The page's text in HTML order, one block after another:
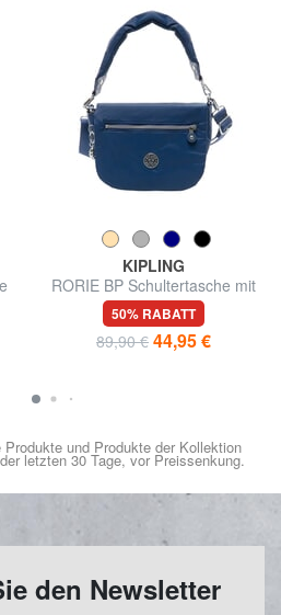
KIPLING
RORIE BP Schultertasche mit
Schultergurt
50% RABATT
89,90 € 44,95 €
und Produkte der Kollektion
letzten 30 Tage, vor Preissenkung.
den Newsletter